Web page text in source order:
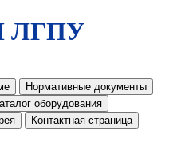
ЛГПУ
Нормативные документы
оборудования
Контактная страница